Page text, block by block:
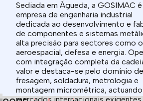
Sediada em Águeda, a GOSIMAC é
empresa de engenharia industrial
dedicada ao desenvolvimento e
de componentes e sistemas
alta precisão para sectores como o
aeroespacial, defesa e energia.
com integração completa da
valor e destaca-se pelo domínio de
fresagem, soldadura, metrologia e
montagem micrométrica,